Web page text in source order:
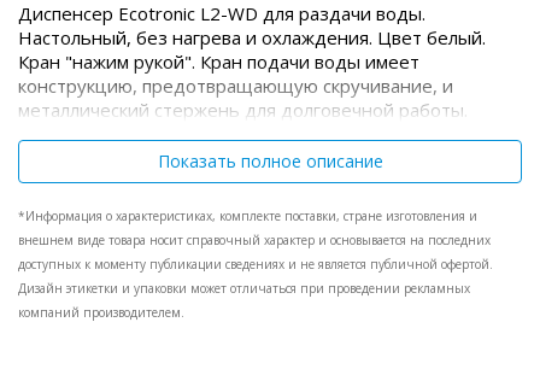
Диспенсер Ecotronic L2-WD для раздачи воды.
Настольный, без нагрева и охлаждения. Цвет белый.
Кран "нажим рукой". Кран подачи воды имеет
конструкцию, предотвращающую скручивание, и
металлический стержень для долговечной работы.
Показать полное описание
*Информация о характеристиках, комплекте поставки, стране изготовления и
внешнем виде товара носит справочный характер и основывается на последних
доступных к моменту публикации сведениях и не является публичной офертой.
Дизайн этикетки и упаковки может отличаться при проведении рекламных
компаний производителем.